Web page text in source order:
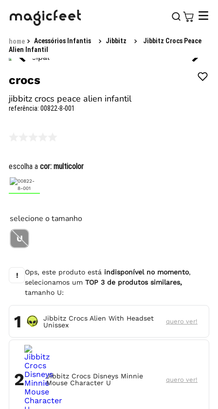
Acessórios Infantis Jibbitz
Jibbitz Crocs Peace
Alien Infantil
crocs
jibbitz crocs peace alien infantil
referência: 00822-8-001
escolha a cor: multicolor
selecione o tamanho
U
! Ops, este produto está indisponível no momento,
selecionamos um TOP 3de produtos similares,
tamanho U:
1
Jibbitz Crocs Alien With Headset
Unissex
quero ver!
2
Jibbitz Crocs Disneys Minnie
Mouse Character U
quero ver!